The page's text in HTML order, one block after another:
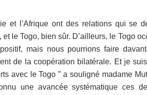
et l’Afrique ont des relations qui se
et le Togo, bien sûr. D’ailleurs, le Togo
mais nous pourrions faire
de la coopération bilatérale. Et je
avec le Togo ” a souligné madame
une avancée systématique ces